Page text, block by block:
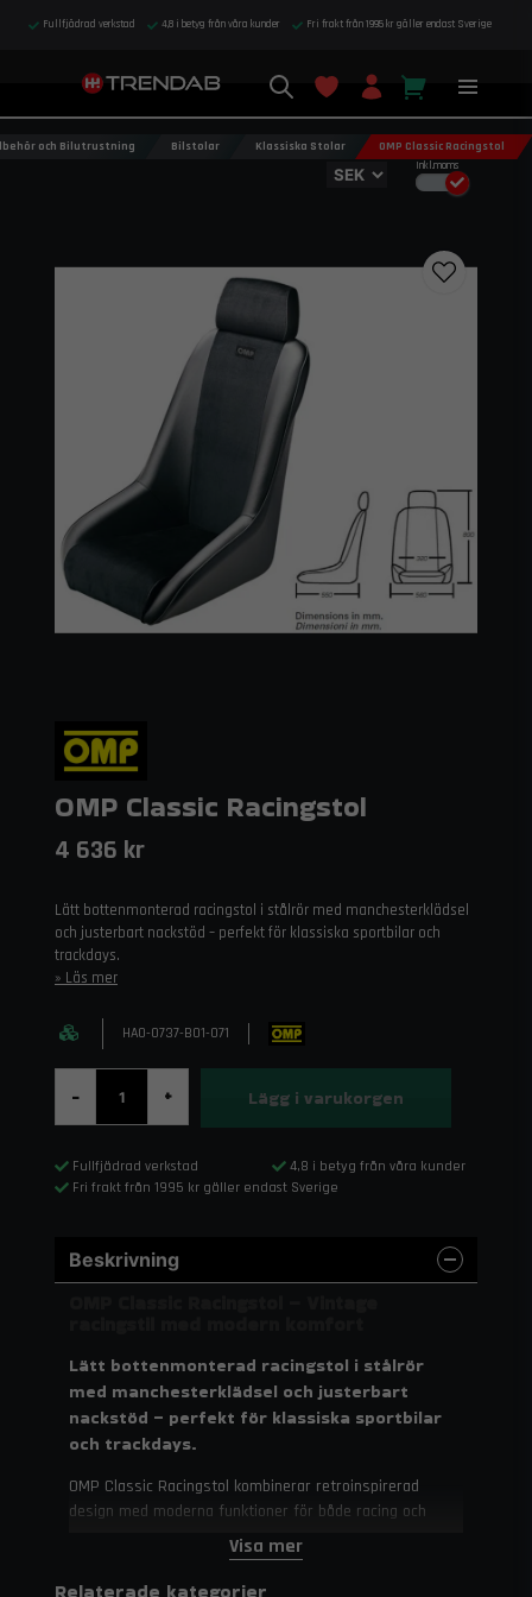
Fullfjädrad verkstad 4,8 i betyg från våra kunder Fri frakt från 1995 kr gäller endast Sverige
Inkl.moms
och Bilutrustning Bilstolar Klassiska Stolar OMP Classic Racingstol
OMP Classic Racingstol
4 636 kr
Lätt bottenmonterad racingstol i stålrör med manchesterklädsel
och justerbart nackstöd – perfekt för klassiska sportbilar och
trackdays.
Läs mer
HA0-0737-B01-071
- + Lägg i varukorgen
Fullfjädrad verkstad
4,8 i betyg från våra kunder
Fri frakt från 1995 kr gäller endast Sverige
Beskrivning
Lätt bottenmonterad racingstol i stålrör
med manchesterklädsel och justerbart
nackstöd – perfekt för klassiska sportbilar
och trackdays.
OMP Classic Racingstol kombinerar retroinspirerad
design med moderna funktioner för både racing och
entusiastbruk. Med robust stålrörsstomme, tidlös
klädsel i manchester och konstläder samt ett justerbart
nackstöd erbjuder stolen både komfort och säkerhet.
Visa mer